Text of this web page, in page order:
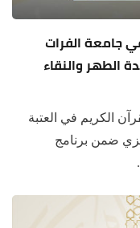
جامعة الفرات
الطهر والنقاء
الكريم في العتبة
ضمن برنامج